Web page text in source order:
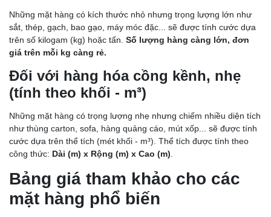
Những mặt hàng có kích thước nhỏ nhưng trọng lượng lớn như
sắt, thép, gạch, bao gạo, máy móc đặc... sẽ được tính cước dựa
trên số kilogam (kg) hoặc tấn. Số lượng hàng càng lớn, đơn
giá trên mỗi kg càng rẻ.
Đối với hàng hóa cồng kềnh, nhẹ
(tính theo khối - m³)
Những mặt hàng có trọng lượng nhẹ nhưng chiếm nhiều diện tích
như thùng carton, sofa, hàng quảng cáo, mút xốp... sẽ được tính
cước dựa trên thể tích (mét khối - m³). Thể tích được tính theo
công thức: Dài (m) x Rộng (m) x Cao (m)
Bảng giá tham khảo cho các
mặt hàng phổ biến